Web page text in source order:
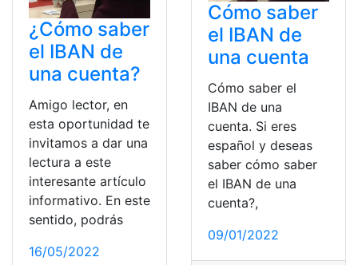
¿Cómo saber
el IBAN de
una cuenta?
Amigo lector, en
esta oportunidad te
invitamos a dar una
lectura a este
interesante artículo
informativo. En este
sentido, podrás
16/05/2022
Cómo saber
el IBAN de
una cuenta
Cómo saber el
IBAN de una
cuenta. Si eres
español y deseas
saber cómo saber
el IBAN de una
cuenta?,
09/01/2022